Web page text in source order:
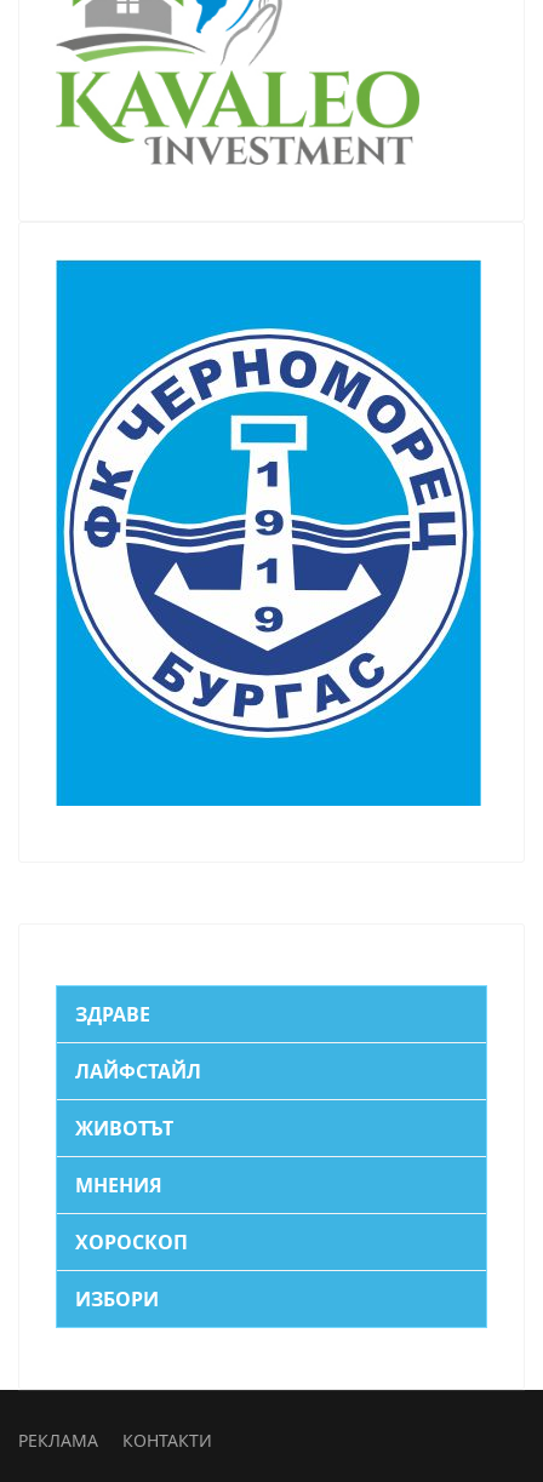
ЗДРАВЕ
ЛАЙФСТАЙЛ
ЖИВОТЪТ
МНЕНИЯ
ХОРОСКОП
ИЗБОРИ
РЕКЛАМА КОНТАКТИ